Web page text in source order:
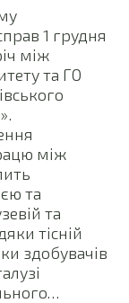
1 грудня
між
та ГО
між
та
та
тісній
здобувачів